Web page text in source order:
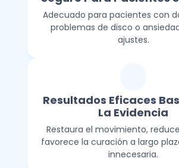
Adecuado para pacientes con
problemas de disco o
ajustes.
Resultados Eficaces
La Evidencia
Restaura el movimiento,
favorece la curación a largo
innecesaria.